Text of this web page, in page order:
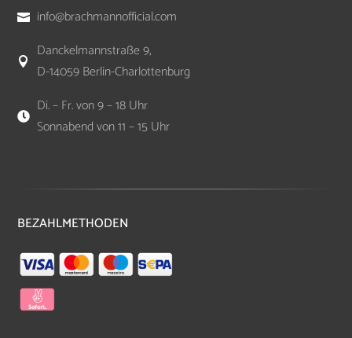
 info@brachmannofficial.com

Danckelmannstraße 9,
D-14059 Berlin-Charlottenburg

Di. – Fr. von 9 – 18 Uhr
Sonnabend von 11 – 15 Uhr
BEZAHLMETHODEN